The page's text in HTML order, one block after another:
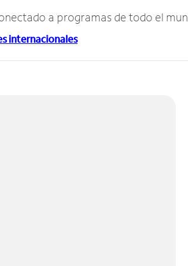
a programas de todo el
internacionales